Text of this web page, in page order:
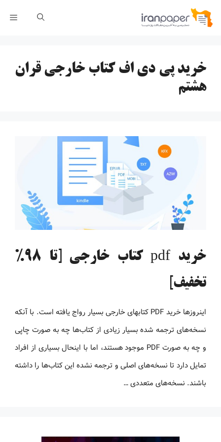
پرش
خرید پی دی اف کتاب خارجی قران
هشتم
خرید pdf کتاب خارجی [تا 98%
تخفیف]
اینروزها خرید PDF کتاب‎های خارجی بسیار رواج یافته است. با آنکه
نسخه‌های ترجمه شده بسیار زیادی از کتاب‌ها چه به صورت چاپی
و چه به صورت PDF موجود هستند، اما با اینحال بسیاری از افراد
تمایل دارد تا نسخه‌های اصلی و ترجمه نشده این کتاب‌ها را داشته
باشند. نسخه‌های متعددی …